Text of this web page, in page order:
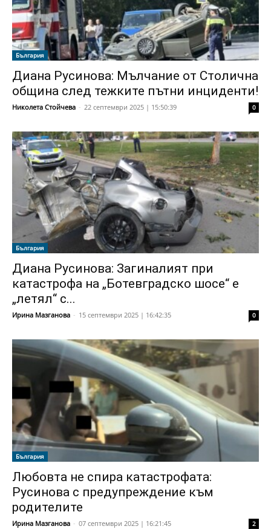
България
Диана Русинова: Мълчание от Столична
община след тежките пътни инциденти!
Николета Стойчева - 22 септември 2025 | 15:50:39 0
България
Диана Русинова: Загиналият при
катастрофа на „Ботевградско шосе“ е
„летял“ с...
Ирина Мазганова - 15 септември 2025 | 16:42:35 0
България
Любовта не спира катастрофата:
Русинова с предупреждение към
родителите
Ирина Мазганова - 07 септември 2025 | 16:21:45 2